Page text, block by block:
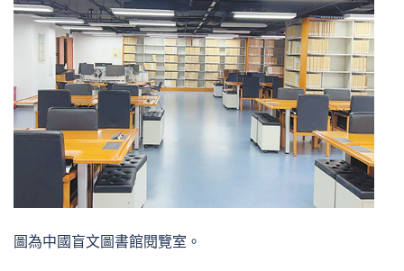
圖為中國盲文圖書館閱覽室。